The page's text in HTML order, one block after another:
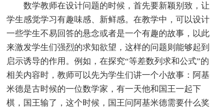
数学教师在设计问题的时候，首先要新颖别致，让
学生感觉学习有趣味感、新鲜感。在教学中，可以设计
一些学生不易回答的悬念或者是一个有趣的故事，以此
来激发学生们强烈的求知欲望，这样的问题则能够起到
启示诱导的作用。例如，在探究“等差数列求和公式”的
相关内容时，教师可以先为学生们讲一个小故事：阿基
米德是古时候的一位数学家，有一天他和国王一起下
棋，国王输了，这个时候，国王问阿基米德需要什么奖